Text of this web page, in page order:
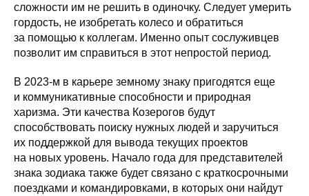
сложности им не решить в одиночку. Следует умерить
гордость, не изобретать колесо и обратиться
за помощью к коллегам. Именно опыт сослуживцев
позволит им справиться в этот непростой период.
В 2023-м в карьере земному знаку пригодятся еще
и коммуникативные способности и природная
харизма. Эти качества Козерогов будут
способствовать поиску нужных людей и заручиться
их поддержкой для вывода текущих проектов
на новых уровень. Начало года для представителей
знака зодиака также будет связано с краткосрочными
поездками и командировками, в которых они найдут